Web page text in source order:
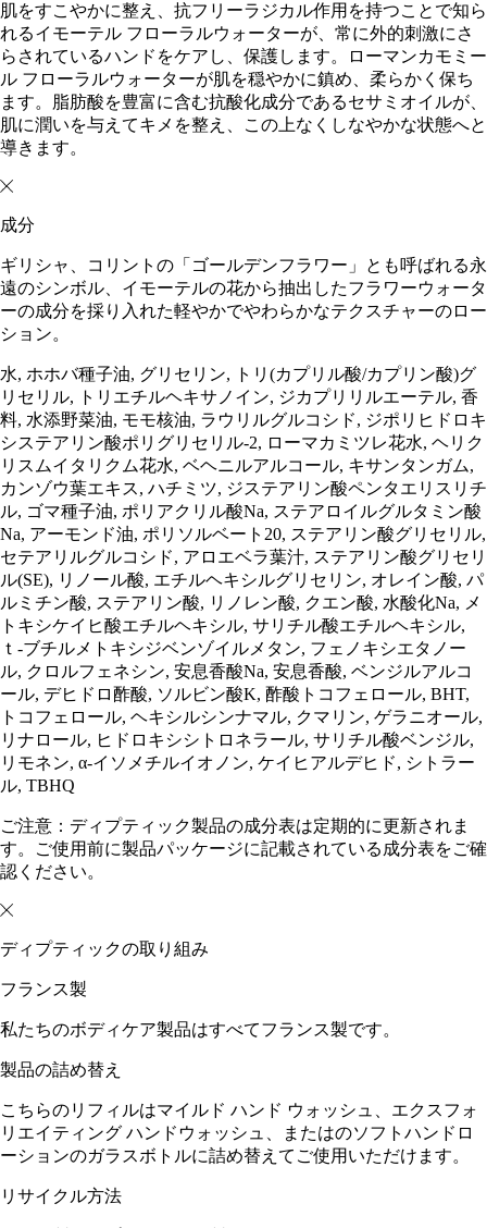
肌をすこやかに整え、抗フリーラジカル作用を持つことで知ら
れるイモーテル フローラルウォーターが、常に外的刺激にさ
らされているハンドをケアし、保護します。ローマンカモミー
ル フローラルウォーターが肌を穏やかに鎮め、柔らかく保ち
ます。脂肪酸を豊富に含む抗酸化成分であるセサミオイルが、
肌に潤いを与えてキメを整え、この上なくしなやかな状態へと
導きます。
成分
ギリシャ、コリントの「ゴールデンフラワー」とも呼ばれる永
遠のシンボル、イモーテルの花から抽出したフラワーウォータ
ーの成分を採り入れた軽やかでやわらかなテクスチャーのロー
ション。
水, ホホバ種子油, グリセリン, トリ(カプリル酸/カプリン酸)グ
リセリル, トリエチルヘキサノイン, ジカプリリルエーテル, 香
料, 水添野菜油, モモ核油, ラウリルグルコシド, ジポリヒドロキ
システアリン酸ポリグリセリル-2, ローマカミツレ花水, ヘリク
リスムイタリクム花水, ベヘニルアルコール, キサンタンガム,
カンゾウ葉エキス, ハチミツ, ジステアリン酸ペンタエリスリチ
ル, ゴマ種子油, ポリアクリル酸Na, ステアロイルグルタミン酸
Na, アーモンド油, ポリソルベート20, ステアリン酸グリセリル,
セテアリルグルコシド, アロエベラ葉汁, ステアリン酸グリセリ
ル(SE), リノール酸, エチルヘキシルグリセリン, オレイン酸, パ
ルミチン酸, ステアリン酸, リノレン酸, クエン酸, 水酸化Na, メ
トキシケイヒ酸エチルヘキシル, サリチル酸エチルヘキシル,
ｔ-ブチルメトキシジベンゾイルメタン, フェノキシエタノー
ル, クロルフェネシン, 安息香酸Na, 安息香酸, ベンジルアルコ
ール, デヒドロ酢酸, ソルビン酸K, 酢酸トコフェロール, BHT,
トコフェロール, ヘキシルシンナマル, クマリン, ゲラニオール,
リナロール, ヒドロキシシトロネラール, サリチル酸ベンジル,
リモネン, α-イソメチルイオノン, ケイヒアルデヒド, シトラー
ル, TBHQ
ご注意：ディプティック製品の成分表は定期的に更新されま
す。ご使用前に製品パッケージに記載されている成分表をご確
認ください。
ディプティックの取り組み
フランス製
私たちのボディケア製品はすべてフランス製です。
製品の詰め替え
こちらのリフィルはマイルド ハンド ウォッシュ、エクスフォ
リエイティング ハンドウォッシュ、またはのソフトハンドロ
ーションのガラスボトルに詰め替えてご使用いただけます。
リサイクル方法